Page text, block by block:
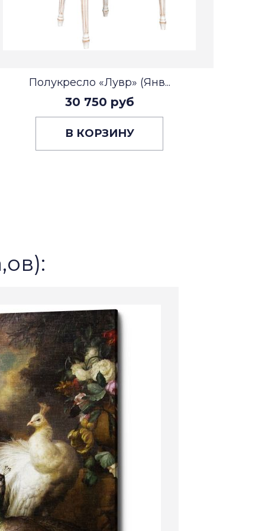
Полукресло «Лувр» (Янв...
30 750 руб
В КОРЗИНУ